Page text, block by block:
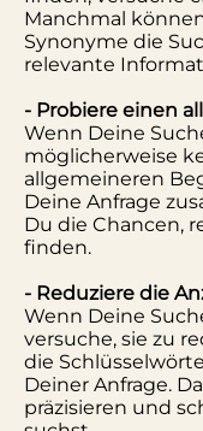
Manchmal
Synonyme die
relevante
- Probiere einen
Wenn Deine
möglicherweise
allgemeineren
Deine Anfrage
Du die Chancen,
finden.
- Reduziere die
Wenn Deine
versuche, sie zu
die
Deiner Anfrage.
präzisieren und